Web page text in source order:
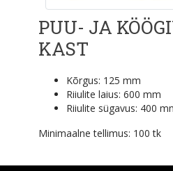
PUU- JA
KAST
Kõrgus: 125 mm
Riiulite laius: 600 mm
Riiulite sügavus: 400
Minimaalne tellimus: 100 tk